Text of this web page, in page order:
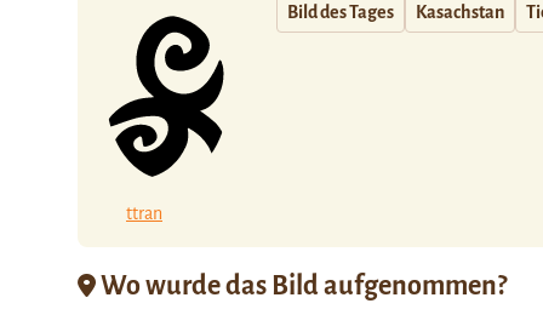
ttran
Bild des Tages Kasachstan
Wo wurde das Bild aufgenommen?